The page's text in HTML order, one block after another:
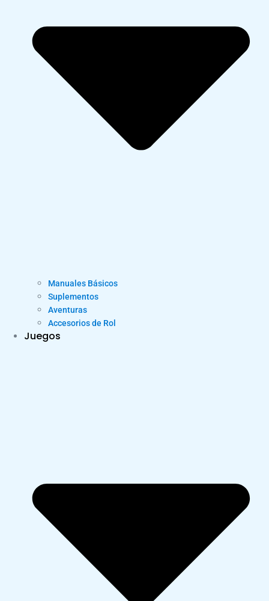
Manuales Básicos
Suplementos
Aventuras
Accesorios de Rol
Juegos